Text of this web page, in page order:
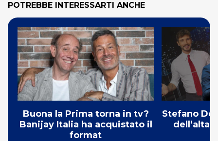
POTREBBE INTERESSARTI ANCHE
Buona la Prima torna in tv?
Banijay Italia ha acquistato il
format
Stefano